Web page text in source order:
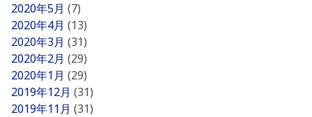
2020年5月 (7)
2020年4月 (13)
2020年3月 (31)
2020年2月 (29)
2020年1月 (29)
2019年12月 (31)
2019年11月 (31)